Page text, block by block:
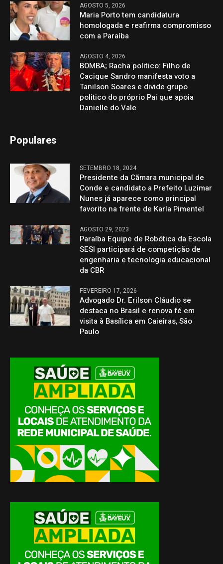
AGOSTO 5, 2026
Maria Porto tem candidatura
homologada e reafirma compromisso
com a Paraíba
AGOSTO 4, 2026
BOMBA; Racha politico: Filho de
Cacique Sandro manifesta voto a
Tanilson Soares e divide grupo
politico do próprio Pai que apoia
Danielle do Vale
Populares
SETEMBRO 18, 2024
Presidente da Cãmara municipal de
Conde e candidato a Prefeito Luzimar
Nunes já aparece como principal
favorito na frente de Karla Pimentel
AGOSTO 29, 2023
Paraíba Equipe de Robótica da Escola
SESI participará de competição de
engenharia e tecnologia educacional
da CBR
FEVEREIRO 17, 2026
Advogado Dr. Erilson Cláudio se
destaca no Brasil e renova fé em
visita à Basílica em Caieiras, São
Paulo